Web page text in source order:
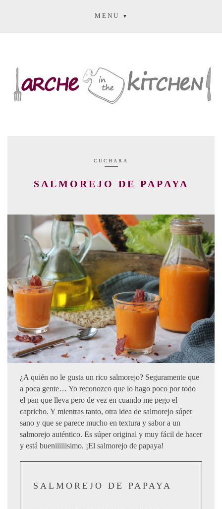
MENU
CUCHARA
SALMOREJO DE PAPAYA
¿A quién no le gusta un rico salmorejo? Seguramente que
a poca gente… Yo reconozco que lo hago poco por todo
el pan que lleva pero de vez en cuando me pego el
capricho. Y mientras tanto, otra idea de salmorejo súper
sano y que se parece mucho en textura y sabor a un
salmorejo auténtico. Es súper original y muy fácil de hacer
y está bueniiiiiisimo. ¡El salmorejo de papaya!
SALMOREJO DE PAPAYA